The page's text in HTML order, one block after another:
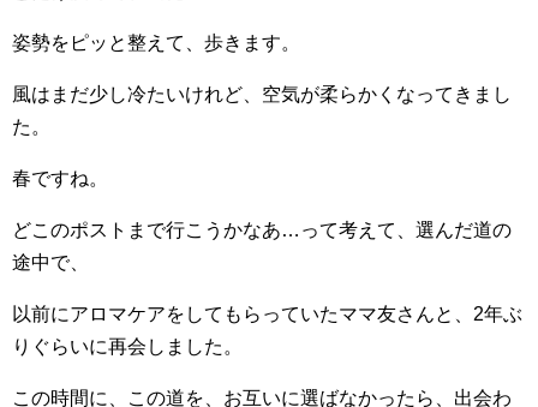
姿勢をピッと整えて、歩きます。
風はまだ少し冷たいけれど、空気が柔らかくなってきまし
た。
春ですね。
どこのポストまで行こうかなあ…って考えて、選んだ道の
途中で、
以前にアロマケアをしてもらっていたママ友さんと、2年ぶ
りぐらいに再会しました。
この時間に、この道を、お互いに選ばなかったら、出会わ